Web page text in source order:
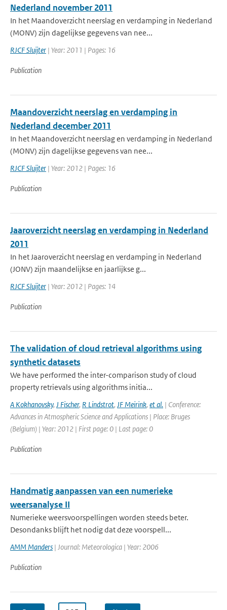
Nederland november 2011
In het Maandoverzicht neerslag en verdamping in Nederland
(MONV) zijn dagelijkse gegevens van nee...
RJCF Sluijter | Year: 2011 | Pages: 16
Publication
Maandoverzicht neerslag en verdamping in
Nederland december 2011
In het Maandoverzicht neerslag en verdamping in Nederland
(MONV) zijn dagelijkse gegevens van nee...
RJCF Sluijter | Year: 2012 | Pages: 16
Publication
Jaaroverzicht neerslag en verdamping in Nederland
2011
In het Jaaroverzicht neerslag en verdamping in Nederland
(JONV) zijn maandelijkse en jaarlijkse g...
RJCF Sluijter | Year: 2012 | Pages: 14
Publication
The validation of cloud retrieval algorithms using
synthetic datasets
We have performed the inter-comparison study of cloud
property retrievals using algorithms initia...
A Kokhanovsky, J Fischer, R Lindstrot, JF Meirink, et al. | Conference:
Advances in Atmospheric Science and Applications | Place: Bruges
(Belgium) | Year: 2012 | First page: 0 | Last page: 0
Publication
Handmatig aanpassen van een numerieke
weersanalyse II
Numerieke weersvoorspellingen worden steeds beter.
Desondanks blijft het nodig dat deze voorspell...
AMM Manders | Journal: Meteorologica | Year: 2006
Publication